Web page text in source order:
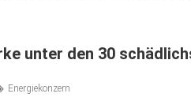
unter den 30
Energiekonzern